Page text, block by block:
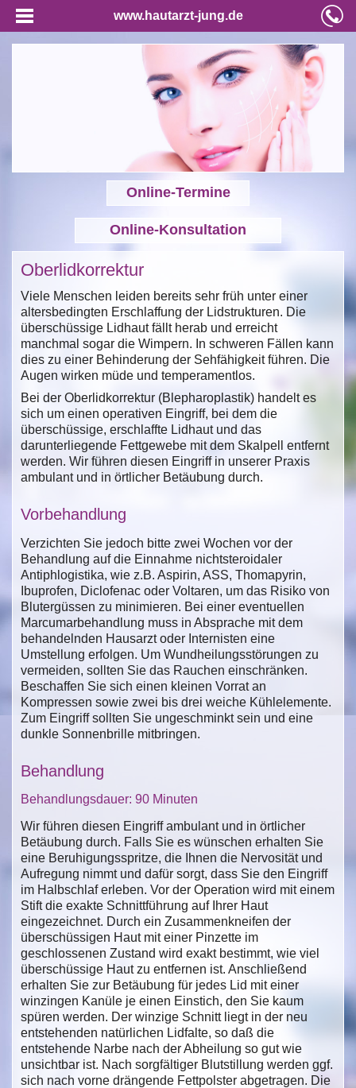
www.hautarzt-jung.de
Online-Termine
Online-Konsultation
Oberlidkorrektur
Viele Menschen leiden bereits sehr früh unter einer
altersbedingten Erschlaffung der Lidstrukturen. Die
überschüssige Lidhaut fällt herab und erreicht
manchmal sogar die Wimpern. In schweren Fällen kann
dies zu einer Behinderung der Sehfähigkeit führen. Die
Augen wirken müde und temperamentlos.
Bei der Oberlidkorrektur (Blepharoplastik) handelt es
sich um einen operativen Eingriff, bei dem die
überschüssige, erschlaffte Lidhaut und das
darunterliegende Fettgewebe mit dem Skalpell entfernt
werden. Wir führen diesen Eingriff in unserer Praxis
ambulant und in örtlicher Betäubung durch.
Vorbehandlung
Verzichten Sie jedoch bitte zwei Wochen vor der
Behandlung auf die Einnahme nichtsteroidaler
Antiphlogistika, wie z.B. Aspirin, ASS, Thomapyrin,
Ibuprofen, Diclofenac oder Voltaren, um das Risiko von
Blutergüssen zu minimieren. Bei einer eventuellen
Marcumarbehandlung muss in Absprache mit dem
behandelnden Hausarzt oder Internisten eine
Umstellung erfolgen. Um Wundheilungsstörungen zu
vermeiden, sollten Sie das Rauchen einschränken.
Beschaffen Sie sich einen kleinen Vorrat an
Kompressen sowie zwei bis drei weiche Kühlelemente.
Zum Eingriff sollten Sie ungeschminkt sein und eine
dunkle Sonnenbrille mitbringen.
Behandlung
Behandlungsdauer: 90 Minuten
Wir führen diesen Eingriff ambulant und in örtlicher
Betäubung durch. Falls Sie es wünschen erhalten Sie
eine Beruhigungsspritze, die Ihnen die Nervosität und
Aufregung nimmt und dafür sorgt, dass Sie den Eingriff
im Halbschlaf erleben. Vor der Operation wird mit einem
Stift die exakte Schnittführung auf Ihrer Haut
eingezeichnet. Durch ein Zusammenkneifen der
überschüssigen Haut mit einer Pinzette im
geschlossenen Zustand wird exakt bestimmt, wie viel
überschüssige Haut zu entfernen ist. Anschließend
erhalten Sie zur Betäubung für jedes Lid mit einer
winzingen Kanüle je einen Einstich, den Sie kaum
spüren werden. Der winzige Schnitt liegt in der neu
entstehenden natürlichen Lidfalte, so daß die
entstehende Narbe nach der Abheilung so gut wie
unsichtbar ist. Nach sorgfältiger Blutstillung werden ggf.
sich nach vorne drängende Fettpolster abgetragen. Die